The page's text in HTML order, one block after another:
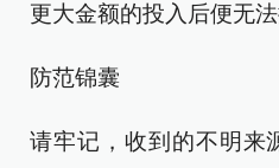
更大金额的投入后便无法
防范锦囊
请牢记，收到的不明来